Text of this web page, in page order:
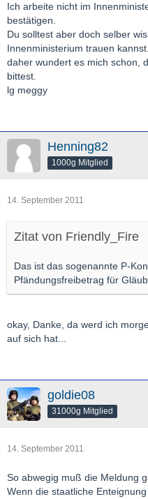
Ich arbeite nicht im
bestätigen.
Du solltest aber doch selber
Innenministerium trauen kannst.
daher wundert es mich schon,
bittest.
lg meggy
Henning82
1000g Mitglied
14. September 2011
Zitat von Friendly_Fire
Das ist das sogenannte P-
Pfändungsfreibetrag für
okay, Danke, da werd ich
auf sich hat...
goldie08
31000g Mitglied
14. September 2011
So abwegig muß die Meldung
Wenn die staatliche